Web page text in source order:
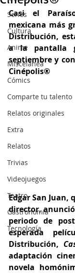
Series
Cultura
Anime
Miscelánea
Cómics
Comparte tu talento
Relatos originales
Extra
Relatos
Trivias
Videojuegos
Teatro
Gastronomía
Tecnología
Casi el
mexicana más
Distribución,
a la pantalla
septiembre y
Cinépolis®
Edgar San Juan,
director,
periodo de
esperada
Distribución,
adaptación